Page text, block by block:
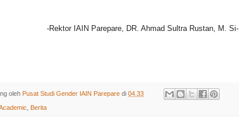
-Rektor IAIN Parepare, DR. Ahmad Sultra Rustan, M. Si-
oleh Pusat Studi Gender IAIN Parepare di 04.33
Berita